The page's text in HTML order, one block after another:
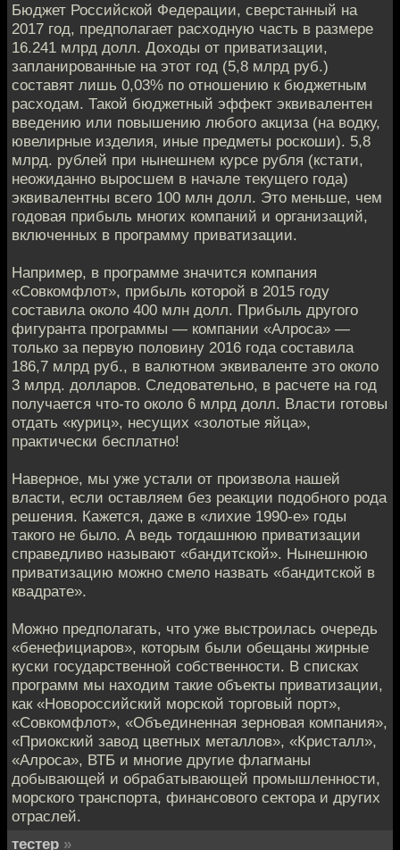
Бюджет Российской Федерации, сверстанный на
2017 год, предполагает расходную часть в размере
16.241 млрд долл. Доходы от приватизации,
запланированные на этот год (5,8 млрд руб.)
составят лишь 0,03% по отношению к бюджетным
расходам. Такой бюджетный эффект эквивалентен
введению или повышению любого акциза (на водку,
ювелирные изделия, иные предметы роскоши). 5,8
млрд. рублей при нынешнем курсе рубля (кстати,
неожиданно выросшем в начале текущего года)
эквивалентны всего 100 млн долл. Это меньше, чем
годовая прибыль многих компаний и организаций,
включенных в программу приватизации.
Например, в программе значится компания
«Совкомфлот», прибыль которой в 2015 году
составила около 400 млн долл. Прибыль другого
фигуранта программы — компании «Алроса» —
только за первую половину 2016 года составила
186,7 млрд руб., в валютном эквиваленте это около
3 млрд. долларов. Следовательно, в расчете на год
получается что-то около 6 млрд долл. Власти готовы
отдать «куриц», несущих «золотые яйца»,
практически бесплатно!
Наверное, мы уже устали от произвола нашей
власти, если оставляем без реакции подобного рода
решения. Кажется, даже в «лихие 1990-е» годы
такого не было. А ведь тогдашнюю приватизации
справедливо называют «бандитской». Нынешнюю
приватизацию можно смело назвать «бандитской в
квадрате».
Можно предполагать, что уже выстроилась очередь
«бенефициаров», которым были обещаны жирные
куски государственной собственности. В списках
программ мы находим такие объекты приватизации,
как «Новороссийский морской торговый порт»,
«Совкомфлот», «Объединенная зерновая компания»,
«Приокский завод цветных металлов», «Кристалл»,
«Алроса», ВТБ и многие другие флагманы
добывающей и обрабатывающей промышленности,
морского транспорта, финансового сектора и других
отраслей.
тестер »